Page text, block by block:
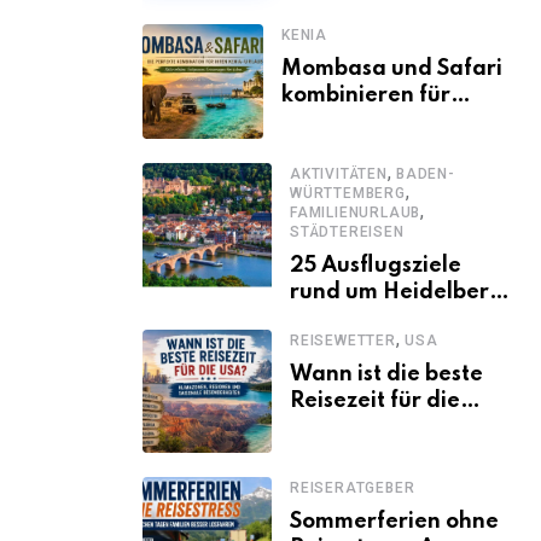
KENIA
Mombasa und Safari
kombinieren für
Kenia-Urlaub
AKTIVITÄTEN , BADEN-
WÜRTTEMBERG,
FAMILIENURLAUB,
STÄDTEREISEN
25 Ausflugsziele
rund um Heidelberg,
sollte
REISEWETTER, USA
Wann ist die beste
Reisezeit für die
saisonale
Besonderheiten
REISERATGEBER
Sommerferien ohne